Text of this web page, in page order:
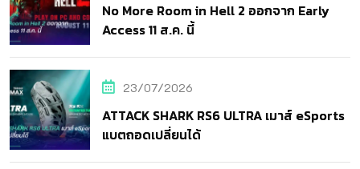
No More Room in Hell 2 ออกจาก Early
Access 11 ส.ค. นี้
23/07/2026
ATTACK SHARK RS6 ULTRA เมาส์ eSports
แบตถอดเปลี่ยนได้